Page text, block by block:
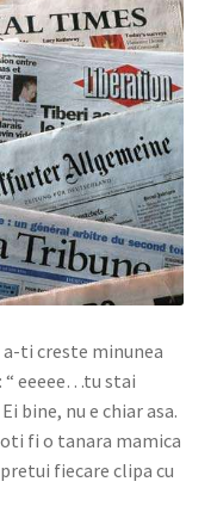
a-ti creste minunea
“ eeeee…tu stai
bine, nu e chiar asa.
fi o tanara mamica
fiecare clipa cu